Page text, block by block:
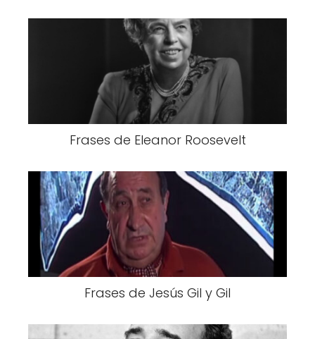
Frases de Eleanor Roosevelt
Frases de Jesús Gil y Gil